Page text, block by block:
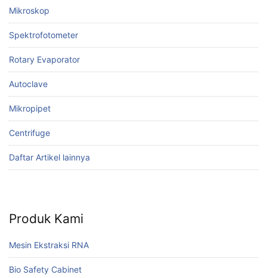
Mikroskop
Spektrofotometer
Rotary Evaporator
Autoclave
Mikropipet
Centrifuge
Daftar Artikel lainnya
Produk Kami
Mesin Ekstraksi RNA
Bio Safety Cabinet